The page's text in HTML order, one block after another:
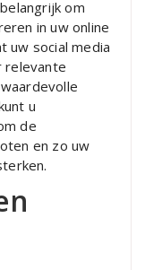
om
in uw online
uw social media
relevante
u
de
en zo uw